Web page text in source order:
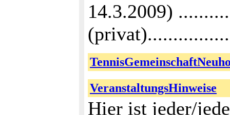
14.3.2009)
VeranstaltungsHinweise
Hier ist jeder/